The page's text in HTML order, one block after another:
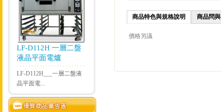
LF-D112H 一層二盤
液晶平面電爐
LF-D112H___一層二盤液
晶平面電...
商品特色與規格說明 商品問
價格另議